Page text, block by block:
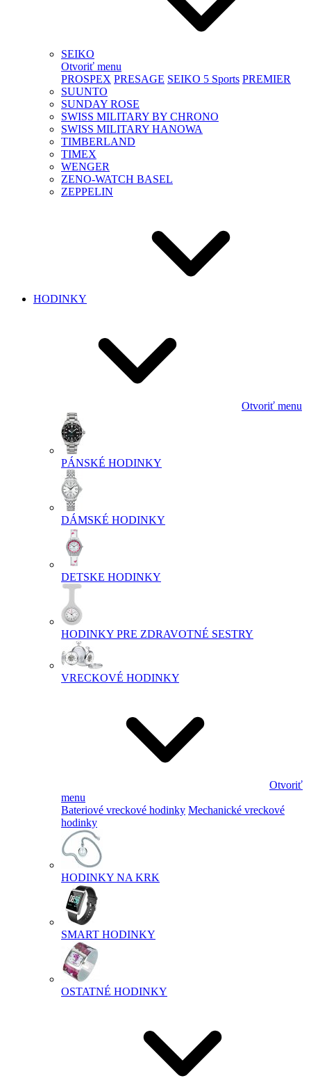
SEIKO
Otvoriť menu
PROSPEX PRESAGE SEIKO 5 Sports PREMIER
SUUNTO
SUNDAY ROSE
SWISS MILITARY BY CHRONO
SWISS MILITARY HANOWA
TIMBERLAND
TIMEX
WENGER
ZENO-WATCH BASEL
ZEPPELIN
HODINKY
Otvoriť menu
PÁNSKÉ HODINKY
DÁMSKÉ HODINKY
DETSKE HODINKY
HODINKY PRE ZDRAVOTNÉ SESTRY
VRECKOVÉ HODINKY
Otvoriť
menu
Bateriové vreckové hodinky Mechanické vreckové
hodinky
HODINKY NA KRK
SMART HODINKY
OSTATNÉ HODINKY